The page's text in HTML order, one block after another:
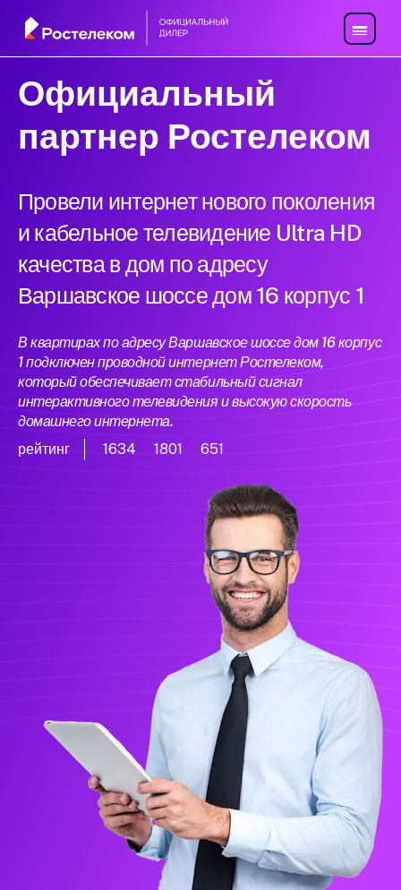
Официальный
партнер Ростелеком
Провели интернет нового поколения
и кабельное телевидение Ultra HD
качества в дом по адресу
Варшавское шоссе дом 16 корпус 1
В квартирах по адресу Варшавское шоссе дом 16 корпус
1 подключен проводной интернет Ростелеком,
который обеспечивает стабильный сигнал
интерактивного телевидения и высокую скорость
домашнего интернета.
рейтинг
1634 1801 651